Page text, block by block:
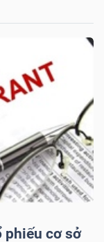
phiếu cơ sở